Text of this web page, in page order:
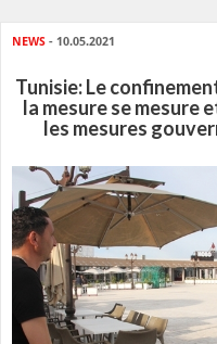
NEWS - 10.05.2021
Tunisie: Le
la mesure se mesure
les mesures